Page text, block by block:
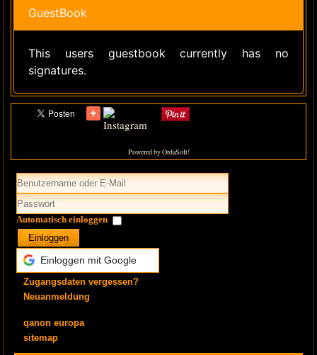
GuestBook
This users guestbook currently has no
signatures.
Powered by OrdaSoft!
Automatisch einloggen
Einloggen
Einloggen mit Google
Zugangsdaten vergessen?
Neuanmeldung
qanon europa
sitemap